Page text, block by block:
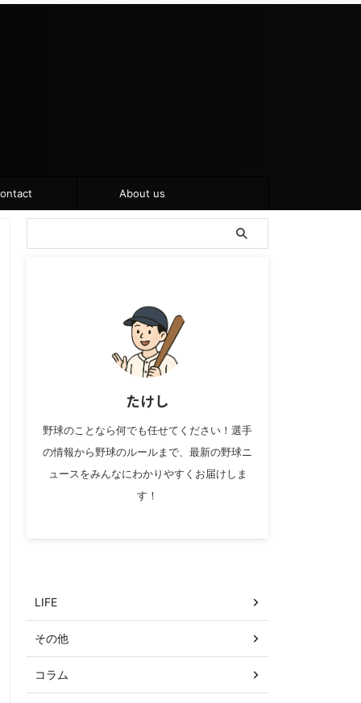
About us
たけし
野球のことなら何でも任せてください！選手
の情報から野球のルールまで、最新の野球ニ
ュースをみんなにわかりやすくお届けしま
す！
LIFE
その他
コラム